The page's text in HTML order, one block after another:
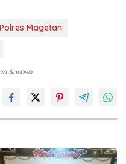
Polres Magetan
Suroso